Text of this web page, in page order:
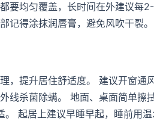
要均匀覆盖，长时间在外建议每
记得涂抹润唇膏，避免风吹干裂。
，提升居住舒适度。 建议开窗
线杀菌除螨。 地面、桌面简单擦
起居上建议早睡早起，睡前用